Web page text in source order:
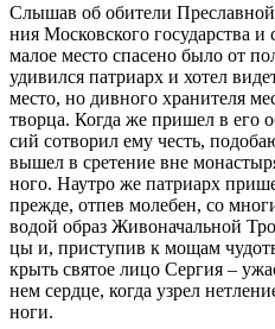
Слы­шав об оби­те­ли
ния Мос­ков­ско­го го­су­дар­ства
ма­лое ме­сто спа­се­но бы­ло от
уди­вил­ся пат­ри­арх и хо­тел
ме­сто, но див­но­го хра­ни­те­ля
твор­ца. Ко­гда же при­шел в его
сий со­тво­рил ему честь,
вы­шел в сре­те­ние вне
но­го. На­ут­ро же пат­ри­арх
преж­де, от­пев мо­ле­бен, со
во­дой об­раз Жи­во­на­чаль­ной
цы и, при­сту­пив к мо­щам
крыть свя­тое ли­цо Сер­гия –
нем серд­це, ко­гда узрел
но­ги.